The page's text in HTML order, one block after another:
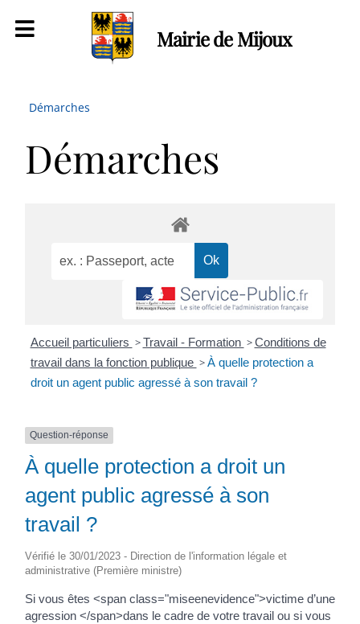
Mairie de Mijoux
Démarches
Démarches
Accueil particuliers > Travail - Formation > Conditions de
travail dans la fonction publique > À quelle protection a
droit un agent public agressé à son travail ?
Question-réponse
À quelle protection a droit un
agent public agressé à son
travail ?
Vérifié le 30/01/2023 - Direction de l'information légale et
administrative (Première ministre)
Si vous êtes <span class="miseenevidence">victime d’une
agression </span>dans le cadre de votre travail ou si vous